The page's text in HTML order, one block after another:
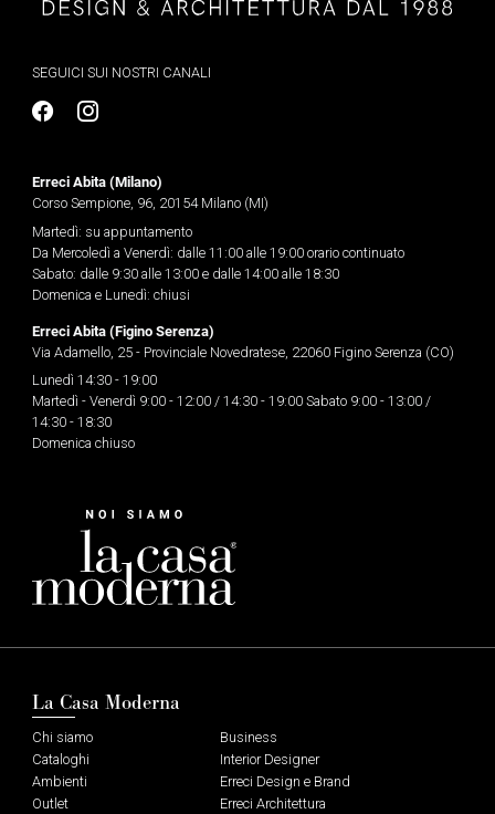
SEGUICI SUI NOSTRI CANALI
Erreci Abita (Milano)
Corso Sempione, 96, 20154 Milano (MI)
Martedì: su appuntamento
Da Mercoledì a Venerdì: dalle 11:00 alle 19:00 orario continuato
Sabato: dalle 9:30 alle 13:00 e dalle 14:00 alle 18:30
Domenica e Lunedì: chiusi
Erreci Abita (Figino Serenza)
Via Adamello, 25 - Provinciale Novedratese, 22060 Figino Serenza (CO)
Lunedì 14:30 - 19:00
Martedì - Venerdì 9:00 - 12:00 / 14:30 - 19:00 Sabato 9:00 - 13:00 /
14:30 - 18:30
Domenica chiuso
La Casa Moderna
Chi siamo
Cataloghi
Ambienti
Outlet
Business
Interior Designer
Erreci Design e Brand
Erreci Architettura